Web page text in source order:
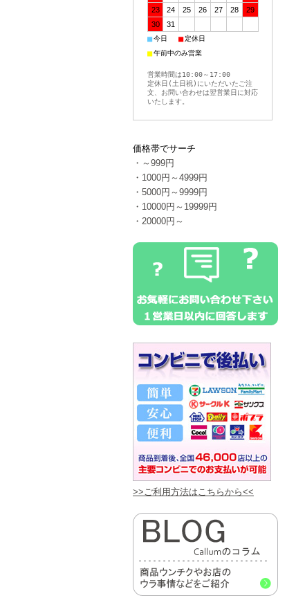
23
24 25 26 27 28
29
30
31
■今日 ■定休日
■午前中のみ営業
営業時間は10:00～17:00
定休日(土日祝)にいただいたご注
文、お問い合わせは翌営業日に対応
いたします。
価格帯でサーチ
・～999円
・1000円～4999円
・5000円～9999円
・10000円～19999円
・20000円～
>>ご利用方法はこちらから<<